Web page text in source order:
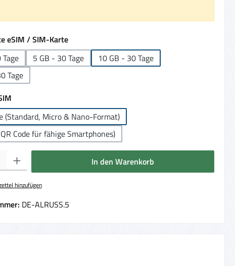
eSIM / SIM-Karteauswählen
5 GB - 30 Tage
10 GB - 30 Tage
Tage
auswählen
(Standard, Micro & Nano-Format)
Code für fähige Smartphones)
Gib den gewünschten Wert ein oder benutze die Schaltflächen um die
In den Warenkorb
hinzufügen
DE-ALRUSS.5